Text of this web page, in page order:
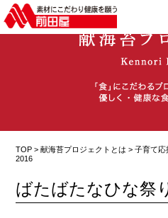
TOP >献海苔プロジェクトとは >子育て
2016
ばたばたなひな祭